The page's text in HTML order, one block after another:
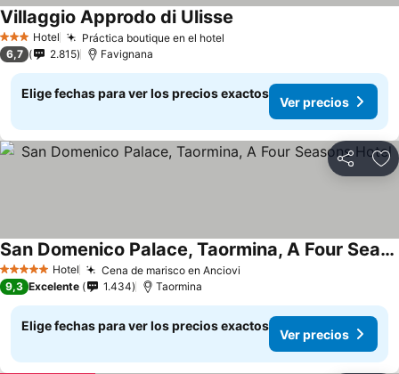
3 Estrellas
Hotel Práctica boutique en el hotel
Villaggio Approdo di Ulisse
6,7 2.815 Favignana
Elige fechas para ver los precios exactos
Ver precios
Compartir
5 Estrellas Hotel Cena de marisco en Anciovi
San Domenico Palace, Taormina, A Four Seasons Hotel
Ver precios
9,3 Excelente 1.434 Taormina
Elige fechas para ver los precios exactos
Ver precios